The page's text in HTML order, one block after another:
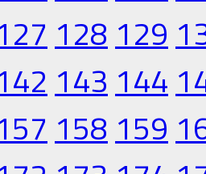
128 129
143 144
158 159